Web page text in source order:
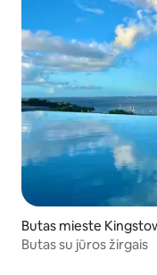
Butas mieste
Butas su jūros žirgais